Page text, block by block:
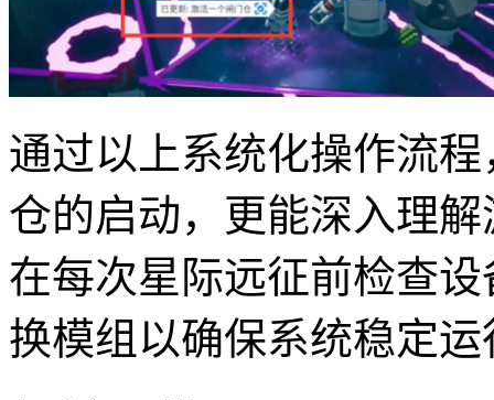
通过以上系统化操作流
仓的启动，更能深入理
在每次星际远征前检查
换模组以确保系统稳定运